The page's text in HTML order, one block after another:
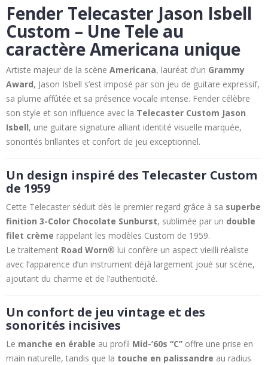
Fender Telecaster Jason Isbell
Custom – Une Tele au
caractère Americana unique
Artiste majeur de la scène Americana, lauréat d’un Grammy
Award, Jason Isbell s’est imposé par son jeu de guitare expressif,
sa plume affûtée et sa présence vocale intense. Fender célèbre
son style et son influence avec la Telecaster Custom Jason
Isbell, une guitare signature alliant identité visuelle marquée,
sonorités brillantes et confort de jeu exceptionnel.
Un design inspiré des Telecaster Custom
de 1959
Cette Telecaster séduit dès le premier regard grâce à sa superbe
finition 3-Color Chocolate Sunburst, sublimée par un double
filet crème rappelant les modèles Custom de 1959.
Le traitement Road Worn® lui confère un aspect vieilli réaliste
avec l’apparence d’un instrument déjà largement joué sur scène,
ajoutant du charme et de l’authenticité.
Un confort de jeu vintage et des
sonorités incisives
Le manche en érable au profil Mid-’60s “C” offre une prise en
main naturelle, tandis que la touche en palissandre au radius